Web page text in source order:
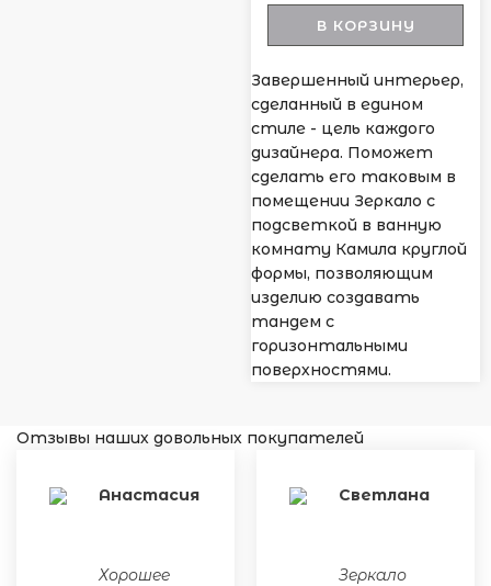
В КОРЗИНУ
Завершенный интерьер,
сделанный в едином
стиле - цель каждого
дизайнера. Поможет
сделать его таковым в
помещении Зеркало с
подсветкой в ванную
комнату Камила круглой
формы, позволяющим
изделию создавать
тандем с
горизонтальными
поверхностями.
Отзывы наших довольных покупателей
Анастасия
Хорошее
Светлана
Зеркало